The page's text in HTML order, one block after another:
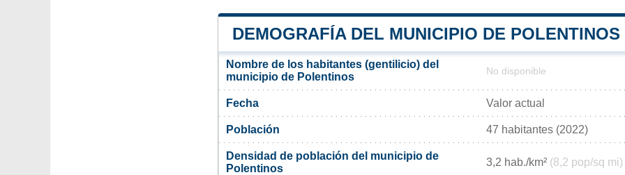
DEMOGRAFÍA DEL MUNICIPIO DE POLENTINOS
Nombre de los habitantes (gentilicio) del
municipio de Polentinos
No disponible
Fecha Valor actual
Población 47 habitantes (2022)
Densidad de población del municipio de
Polentinos
3,2 hab./km² (8,2 pop/sq mi)